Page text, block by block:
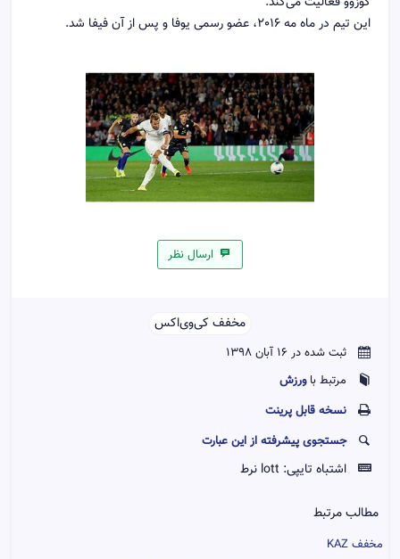
این تیم در ماه مه ٢٠١۶، عضو رسمی یوفا و پس از آن فیفا شد.
ارسال نظر
مخفف کی‌وی‌اکس‌‌
ثبت شده در 16 آبان 1398
مرتبط باورزش
نسخه قابل پرينت
جستجوی پیشرفته از این عبارت
اشتباه تایپی: lott نرط
مطالب مرتبط
مخفف KAZ